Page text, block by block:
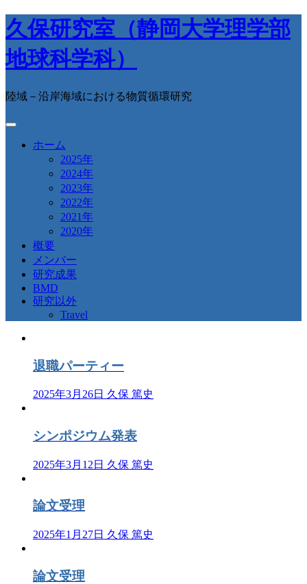
久保研究室（静岡大学理学部
地球科学科）
陸域－沿岸海域における物質循環研究
ホーム
2025年
2024年
2023年
2022年
2021年
2020年
概要
メンバー
研究成果
BMD
研究以外
Travel
退職パーティー
2025年3月26日 久保 篤史
シンポジウム発表
2025年3月12日 久保 篤史
論文受理
2025年1月27日 久保 篤史
論文受理